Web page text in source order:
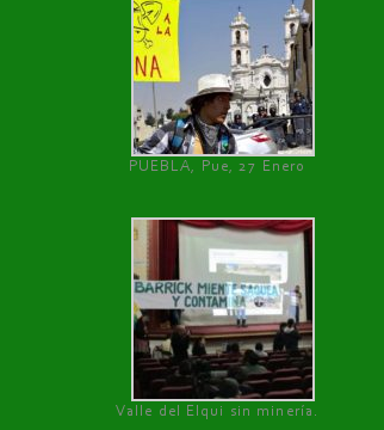
PUEBLA, Pue, 27 Enero
Valle del Elqui sin minería.